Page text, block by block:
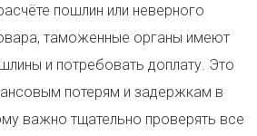
пошлин или неверного
таможенные органы имеют
и потребовать доплату. Это
потерям и задержкам в
важно тщательно проверять все